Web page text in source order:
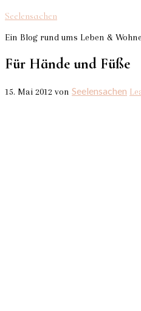
Seelensachen
Ein Blog rund ums Leben &
Für Hände und Füße
15. Mai 2012 von Seelensachen